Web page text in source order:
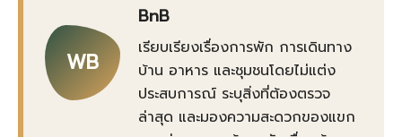
WB
BnB
เรียบเรียงเรื่องการพัก การเดินทาง
บ้าน อาหาร และชุมชนโดยไม่แต่ง
ประสบการณ์ ระบุสิ่งที่ต้องตรวจ
ล่าสุด และมองความสะดวกของแขก